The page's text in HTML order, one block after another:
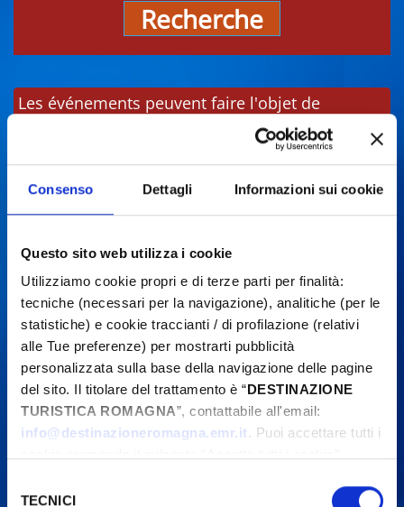
Consenso Dettagli Informazioni sui cookie
Questo sito web utilizza i cookie
Utilizziamo cookie propri e di terze parti per finalità:
tecniche (necessari per la navigazione), analitiche (per le
statistiche) e cookie traccianti / di profilazione (relativi
alle Tue preferenze) per mostrarti pubblicità
personalizzata sulla base della navigazione delle pagine
del sito. Il titolare del trattamento è “DESTINAZIONE
TURISTICA ROMAGNA”, contattabile all'email:
info@destinazioneromagna.emr.it. Puoi accettare tutti i
gestire le tue preferenze facendo clic su “Personalizza”.
delTECNICI
Recherche
Les événements peuvent faire l'objet de
modifications. Contactez toujours les
organisateurs avant de vous rendre sur place.